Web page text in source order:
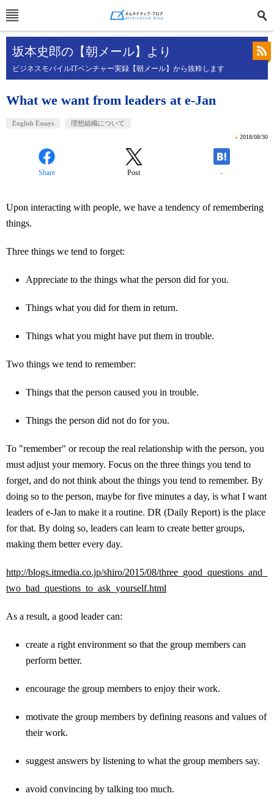
坂本史郎の【朝メール】より
ビジネスモバイルITベンチャー実録【朝メール】から抜粋します
What we want from leaders at e-Jan
English Essays 理想組織について
» 2018/08/30
Share Post -
Upon interacting with people, we have a tendency of remembering
things.
Three things we tend to forget:
Appreciate to the things what the person did for you.
Things what you did for them in return.
Things what you might have put them in trouble.
Two things we tend to remember:
Things that the person caused you in trouble.
Things the person did not do for you.
To "remember" or recoup the real relationship with the person, you
must adjust your memory. Focus on the three things you tend to
forget, and do not think about the things you tend to remember. By
doing so to the person, maybe for five minutes a day, is what I want
leaders of e-Jan to make it a routine. DR (Daily Report) is the place
for that. By doing so, leaders can learn to create better groups,
making them better every day.
http://blogs.itmedia.co.jp/shiro/2015/08/three_good_questions_and_
two_bad_questions_to_ask_yourself.html
As a result, a good leader can:
create a right environment so that the group members can
perform better.
encourage the group members to enjoy their work.
motivate the group members by defining reasons and values of
their work.
suggest answers by listening to what the group members say.
avoid convincing by talking too much.